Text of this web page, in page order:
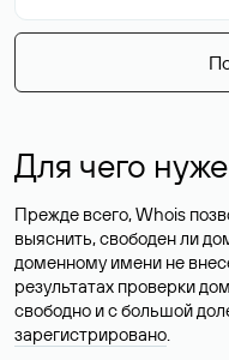
Для чего
Прежде всего, Whois
выяснить, свободен ли
доменному имени не
результатах проверки
свободно и с большой
зарегистрировано.